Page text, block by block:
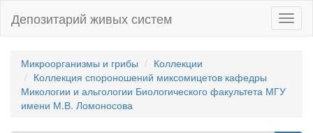
Депозитарий живых систем
Микроорганизмы и грибы
Коллекции
Коллекция спороношений миксомицетов кафедры
Микологии и альгологии Биологического факультета МГУ
имени М.В. Ломоносова